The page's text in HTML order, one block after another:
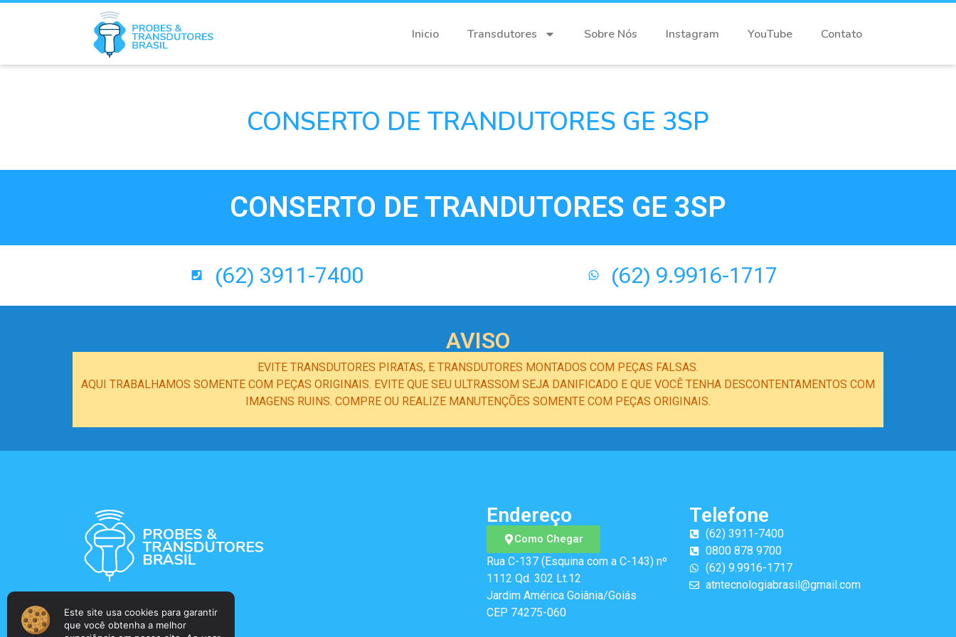
Inicio Transdutores Sobre Nós Instagram YouTube Contato
Este site usa cookies para garantir
que você obtenha a melhor
CONSERTO DE TRANDUTORES GE 3SP
CONSERTO DE TRANDUTORES GE 3SP
(62) 3911-7400 (62) 9.9916-1717
AVISO
EVITE TRANSDUTORES PIRATAS, E TRANSDUTORES MONTADOS COM PEÇAS FALSAS.
AQUI TRABALHAMOS SOMENTE COM PEÇAS ORIGINAIS. EVITE QUE SEU ULTRASSOM SEJA DANIFICADO E QUE VOCÊ TENHA DESCONTENTAMENTOS COM
IMAGENS RUINS. COMPRE OU REALIZE MANUTENÇÕES SOMENTE COM PEÇAS ORIGINAIS.
Como Chegar
Rua C-137 (Esquina com a C-143) nº
1112 Qd. 302 Lt.12
Jardim América Goiânia/Goiás
CEP 74275-060
Endereço
(62) 3911-7400
0800 878 9700
(62) 9.9916-1717
atntecnologiabrasil@gmail.com
Telefone